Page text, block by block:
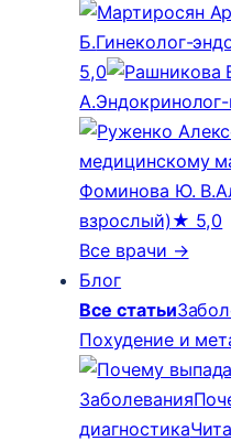
Б.Гинеколог-
5,0
А.
медицинскому
Фоминова Ю. В.
взрослый) ★ 5,0
Все врачи →
Блог
Все статьи
Похудение и
Заболевания
диагностика